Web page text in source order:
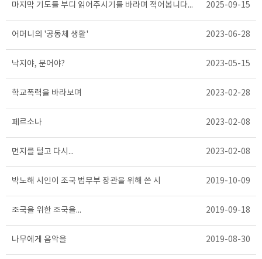
마지막 기도를 부디 읽어주시기를 바라며 적어봅니다... 2025-09-15
어머니의 '공동체 생활' 2023-06-28
낙지야, 문어야? 2023-05-15
학교폭력을 바라보며 2023-02-28
페르소나 2023-02-08
먼지를 털고 다시... 2023-02-08
박노해 시인이 조국 법무부 장관을 위해 쓴 시 2019-10-09
조국을 위한 조국을... 2019-09-18
나무에게 음악을 2019-08-30